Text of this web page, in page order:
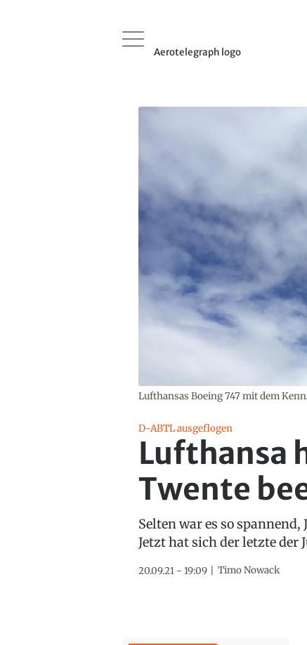
Aerotelegraph logo
Lufthansas Boeing 747 mit dem
D-ABTL ausgeflogen
Lufthansa
Twente
Selten war es so
Jetzt hat sich der letzte der
20.09.21 - 19:09 Timo Nowack